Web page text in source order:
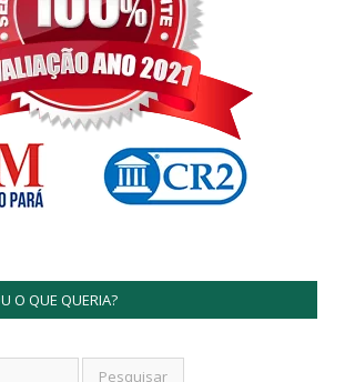
O QUE QUERIA?